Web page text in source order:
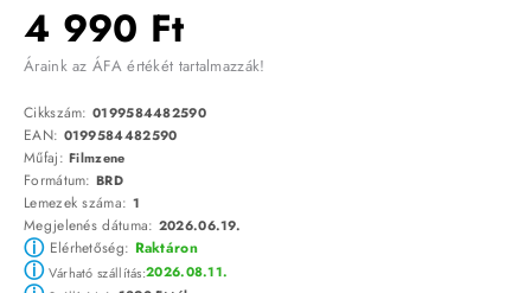
4 990 Ft
Áraink az ÁFA értékét tartalmazzák!
Cikkszám: 0199584482590
EAN: 0199584482590
Műfaj:Filmzene
Formátum: BRD
Lemezek száma: 1
Megjelenés dátuma: 2026.06.19.
ⓘElérhetőség: Raktáron
ⓘVárható szállítás:2026.08.11.